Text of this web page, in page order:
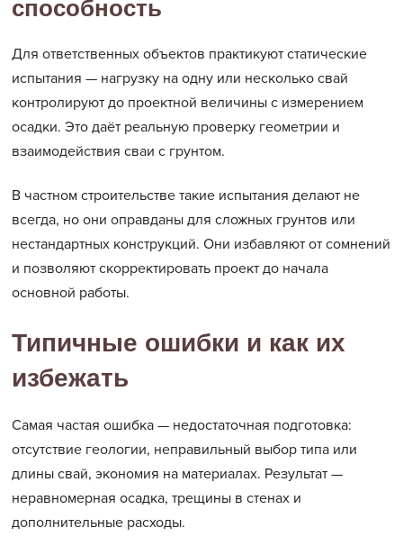
способность
Для ответственных объектов практикуют статические
испытания — нагрузку на одну или несколько свай
контролируют до проектной величины с измерением
осадки. Это даёт реальную проверку геометрии и
взаимодействия сваи с грунтом.
В частном строительстве такие испытания делают не
всегда, но они оправданы для сложных грунтов или
нестандартных конструкций. Они избавляют от сомнений
и позволяют скорректировать проект до начала
основной работы.
Типичные ошибки и как их
избежать
Самая частая ошибка — недостаточная подготовка:
отсутствие геологии, неправильный выбор типа или
длины свай, экономия на материалах. Результат —
неравномерная осадка, трещины в стенах и
дополнительные расходы.